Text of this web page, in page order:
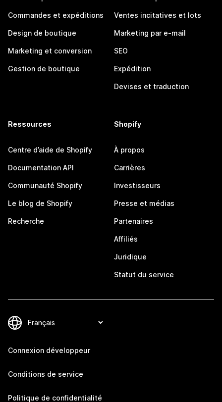
Commandes et expéditions
Design de boutique
Marketing et conversion
Gestion de boutique
Ventes incitatives et lots
Marketing par e-mail
SEO
Expédition
Devises et traduction
Ressources
Centre d’aide de Shopify
Documentation API
Communauté Shopify
Le blog de Shopify
Recherche
Shopify
À propos
Carrières
Investisseurs
Presse et médias
Partenaires
Affiliés
Juridique
Statut du service
Connexion développeur
Conditions de service
Politique de confidentialité